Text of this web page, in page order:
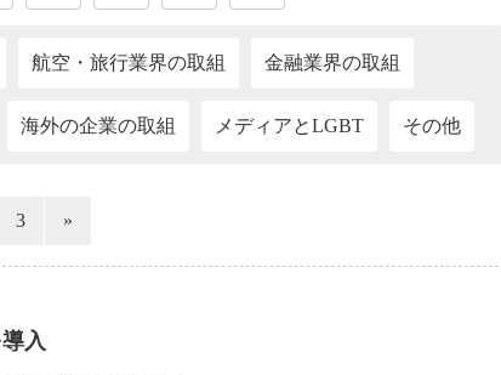
航空・旅行業界の取組 金融業界の取組
海外の企業の取組 メディアとLGBT その他
3 »
入